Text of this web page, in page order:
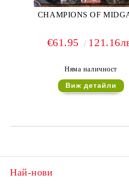
CHAMPIONS OF
€61.95
Няма наличност
Виж детайли
Най-нови